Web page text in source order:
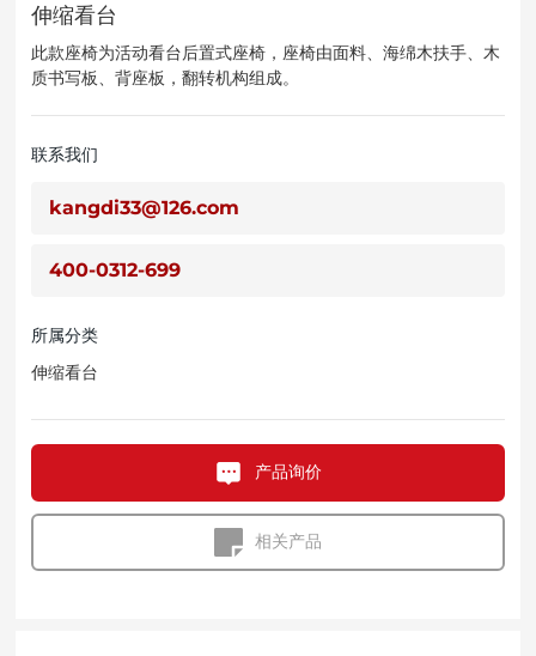
伸缩看台
此款座椅为活动看台后置式座椅，座椅由面料、海绵木扶手、木
质书写板、背座板，翻转机构组成。
联系我们
kangdi33@126.com
400-0312-699
所属分类
伸缩看台
产品询价
相关产品